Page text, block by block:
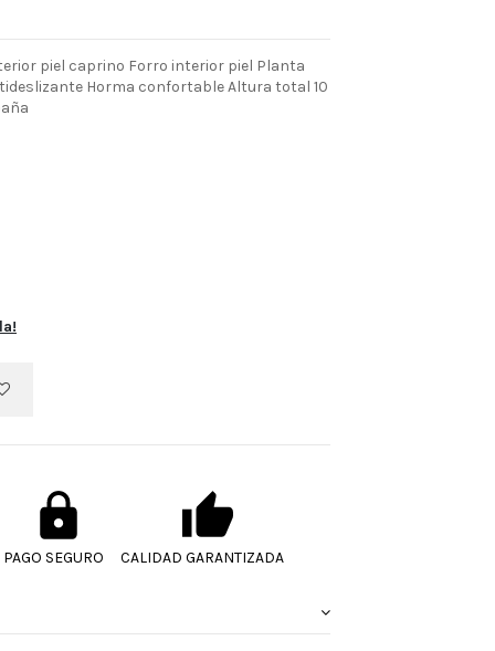
piel caprino Forro interior piel Planta
Horma confortable Altura total 10
PAGO SEGURO CALIDAD GARANTIZADA